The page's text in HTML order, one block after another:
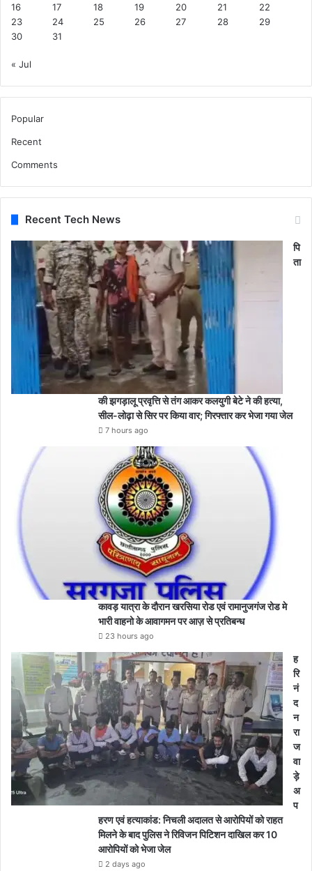
16
17 18 19 20 21
22
23
24 25 26 27 28
29
30
31
« Jul
Popular
Recent
Comments
Recent Tech News
पि
ता
की झगड़ालू प्रवृत्ति से तंग आकर कलयुगी बेटे ने की हत्या,
सील-लोढ़ा से सिर पर किया वार; गिरफ्तार कर भेजा गया जेल
7 hours ago
कावड़ यात्रा के दौरान खरसिया रोड एवं रामानुजगंज रोड मे
भारी वाहनो के आवागमन पर आज़ से प्रतिबन्ध
23 hours ago
ह
रि
नं
द
न
रा
ज
वा
ड़े
अ
प
हरण एवं हत्याकांड: निचली अदालत से आरोपियों को राहत
मिलने के बाद पुलिस ने रिविजन पिटिशन दाखिल कर 10
आरोपियों को भेजा जेल
2 days ago